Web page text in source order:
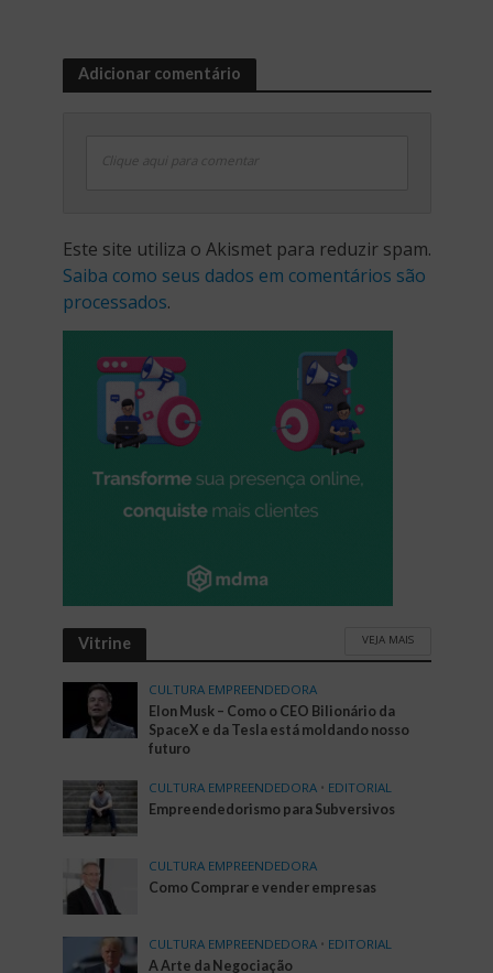
Adicionar comentário
Clique aqui para comentar
Este site utiliza o Akismet para reduzir spam.
Saiba como seus dados em comentários são
processados.
Vitrine VEJA MAIS
CULTURA EMPREENDEDORA
Elon Musk – Como o CEO Bilionário da
SpaceX e da Tesla está moldando nosso
futuro
CULTURA EMPREENDEDORA • EDITORIAL
Empreendedorismo para Subversivos
CULTURA EMPREENDEDORA
Como Comprar e vender empresas
CULTURA EMPREENDEDORA • EDITORIAL
A Arte da Negociação